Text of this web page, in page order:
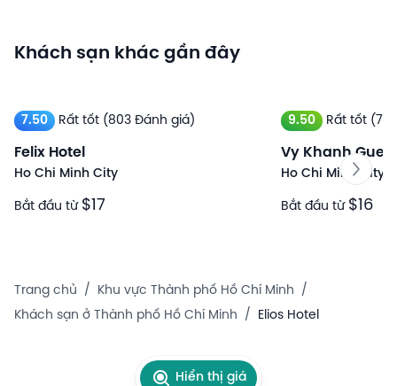
Khách sạn khác gần đây
7.50 Rất tốt (803 Đánh giá)
Felix Hotel
Ho Chi Minh City
Bắt đầu từ $17
9.50 Rất tốt
Vy Khanh
Ho Chi Minh City
Bắt đầu từ $16
Trang chủ / Khu vực Thành phố Hồ Chí Minh
/
Khách sạn ở Thành phố Hồ Chí Minh
/ Elios Hotel
Hiển thị giá